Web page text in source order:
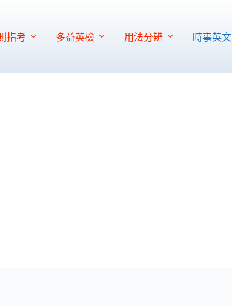
指考 多益英檢 用法分辨 時事英文